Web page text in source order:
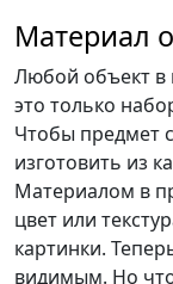
Материал
Любой объект
это только
Чтобы предмет
изготовить из
Материалом в
цвет или
картинки.
видимым. Но